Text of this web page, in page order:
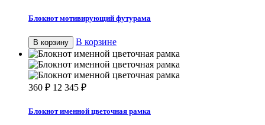
Блокнот мотивирующий футурама
В корзину В корзине
360 ₽ 12 345 ₽
Блокнот именной цветочная рамка